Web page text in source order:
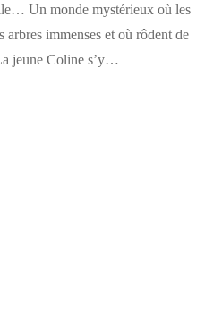
Un monde mystérieux où les
arbres immenses et où rôdent de
jeune Coline s’y…